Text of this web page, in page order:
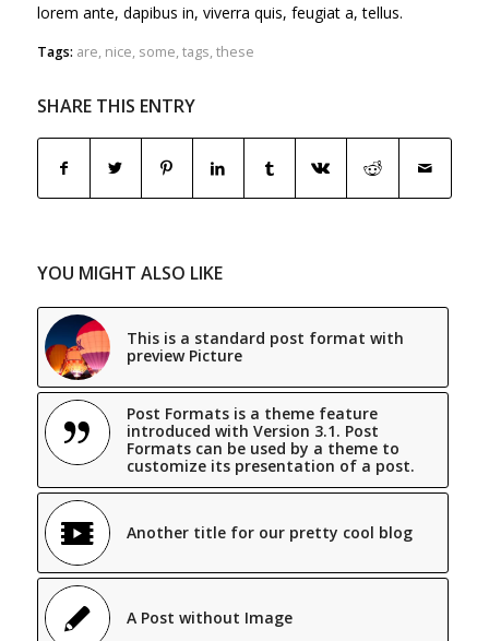
lorem ante, dapibus in, viverra quis, feugiat a, tellus.
Tags: are, nice, some, tags, these
SHARE THIS ENTRY
YOU MIGHT ALSO LIKE
This is a standard post format with
preview Picture
Post Formats is a theme feature
introduced with Version 3.1. Post
Formats can be used by a theme to
customize its presentation of a post.
Another title for our pretty cool blog
A Post without Image